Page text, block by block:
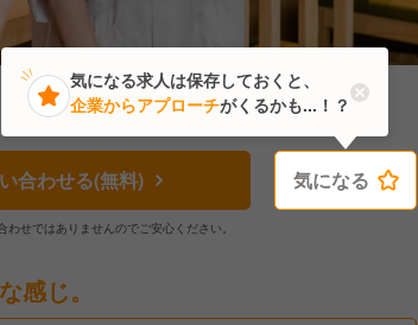
合わせる(無料) 気になる
せではありませんのでご安心ください。
感じ。
気になる
気になる求人は保存しておくと、
企業からアプローチがくるかも...！？